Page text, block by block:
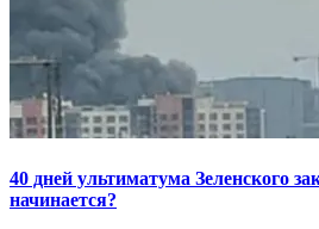
40 дней ультиматума Зеленского
начинается?